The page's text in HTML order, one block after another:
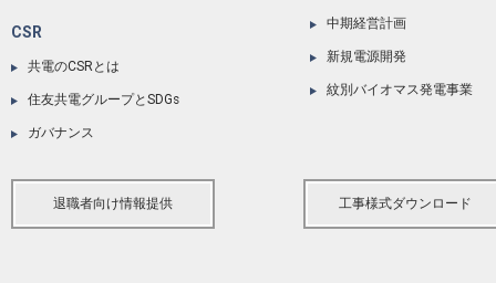
CSR
共電のCSRとは
住友共電グループとSDGs
ガバナンス
退職者向け情報提供 工事様式ダウンロード
中期経営計画
新規電源開発
紋別バイオマス発電事業